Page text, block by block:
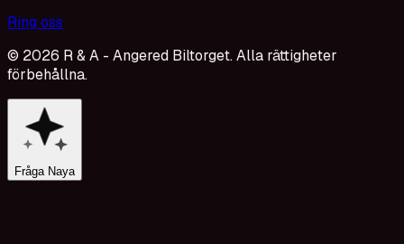
Ring oss
© 2026 R & A - Angered Biltorget. Alla rättigheter
förbehållna.
Fråga Naya